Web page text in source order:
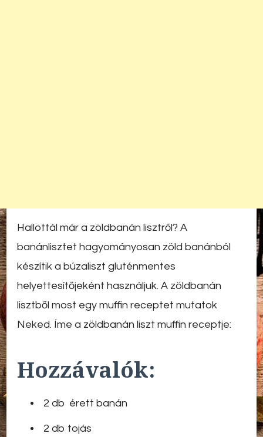
Hallottál már a zöldbanán lisztről? A
banánlisztet hagyományosan zöld banánból
készítik a búzaliszt gluténmentes
helyettesítőjeként használjuk. A zöldbanán
lisztből most egy muffin receptet mutatok
Neked. Íme a zöldbanán liszt muffin receptje:
Hozzávalók:
2 db érett banán
2 db tojás